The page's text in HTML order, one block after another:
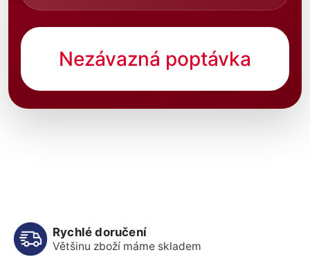
Nezávazná poptávka
Rychlé doručení
Většinu zboží máme skladem